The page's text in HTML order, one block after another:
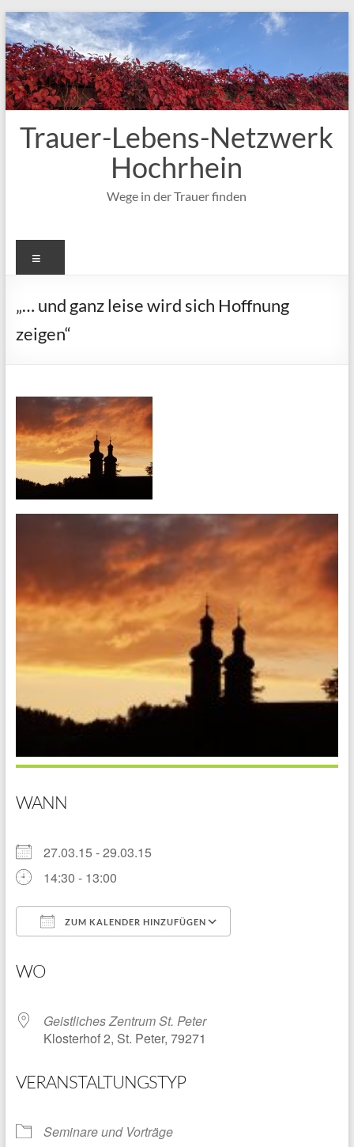
Zum
Inhalt
springen
Trauer-Lebens-Netzwerk
Hochrhein
Wege in der Trauer finden
„… und ganz leise wird sich Hoffnung
zeigen“
WANN
27.03.15 - 29.03.15
14:30 - 13:00
ZUM KALENDER HINZUFÜGEN
WO
Geistliches Zentrum St. Peter
Klosterhof 2, St. Peter, 79271
VERANSTALTUNGSTYP
Seminare und Vorträge